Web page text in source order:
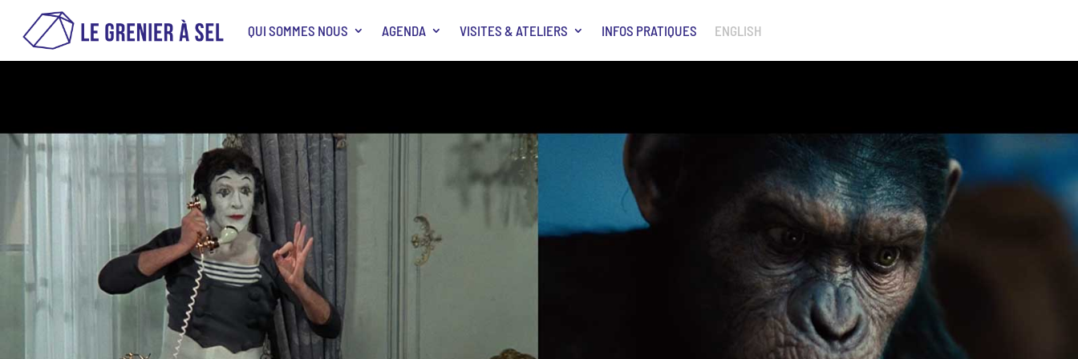
QUI SOMMES NOUS AGENDA VISITES & ATELIERS INFOS PRATIQUES ENGLISH